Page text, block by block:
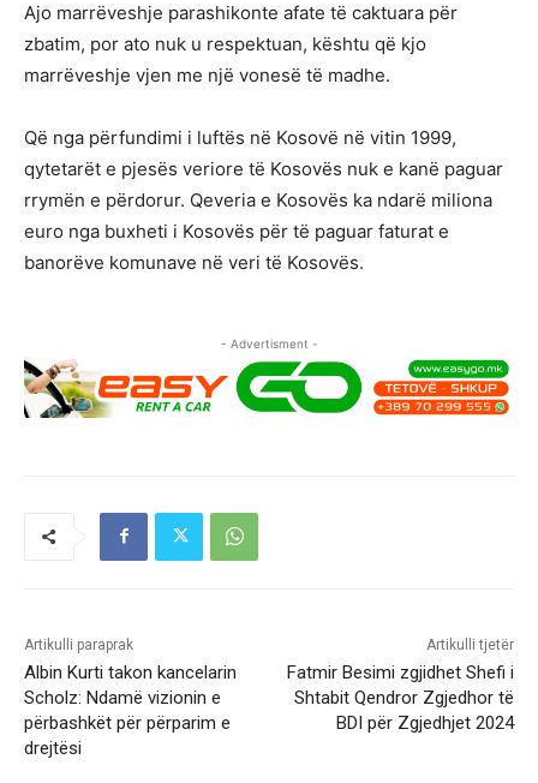
Ajo marrëveshje parashikonte afate të caktuara për
zbatim, por ato nuk u respektuan, kështu që kjo
marrëveshje vjen me një vonesë të madhe.
Që nga përfundimi i luftës në Kosovë në vitin 1999,
qytetarët e pjesës veriore të Kosovës nuk e kanë paguar
rrymën e përdorur. Qeveria e Kosovës ka ndarë miliona
euro nga buxheti i Kosovës për të paguar faturat e
banorëve komunave në veri të Kosovës.
- Advertisment -
Artikulli paraprak
Albin Kurti takon kancelarin
Scholz: Ndamë vizionin e
përbashkët për përparim e
drejtësi
Artikulli tjetër
Fatmir Besimi zgjidhet Shefi i
Shtabit Qendror Zgjedhor të
BDI për Zgjedhjet 2024